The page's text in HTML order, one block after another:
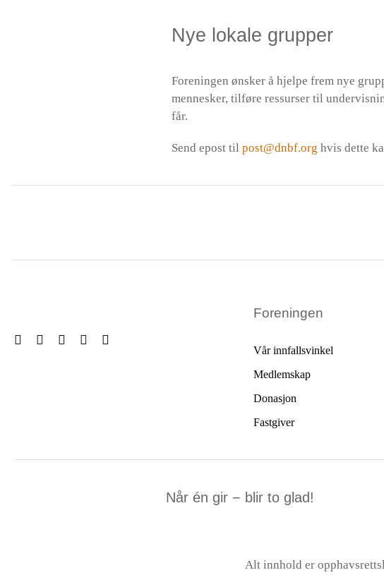
Nye lokale grupper
Foreningen ønsker å hjelpe frem nye
mennesker, tilføre ressurser til
får.
Send epost til post@dnbf.org hvis dette
Foreningen
Vår innfallsvinkel
Medlemskap
Donasjon
Fastgiver
Når én gir − blir to glad!
Alt innhold er